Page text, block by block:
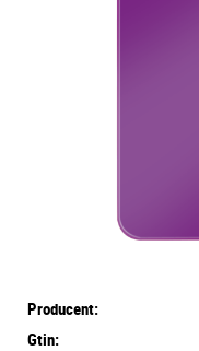
Producent:
Gtin: